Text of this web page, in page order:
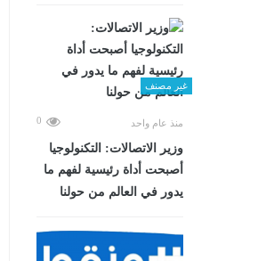
غير مصنف
منذ عام واحد 0
وزير الاتصالات: التكنولوجيا
أصبحت أداة رئيسية لفهم ما
يدور في العالم من حولنا